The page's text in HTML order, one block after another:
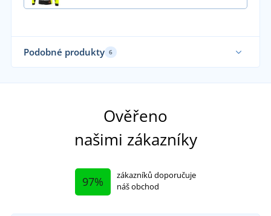
Podobné produkty 6
Ověřeno
našimi zákazníky
97%
zákazníků doporučuje
náš obchod